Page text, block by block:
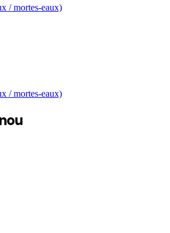
/ mortes-eaux)
/ mortes-eaux)